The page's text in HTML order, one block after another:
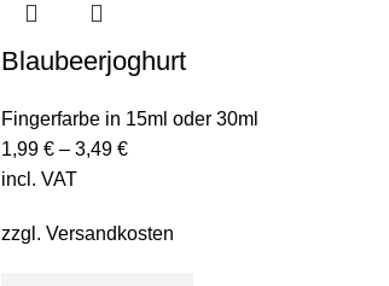
Blaubeerjoghurt
Fingerfarbe in 15ml oder 30ml
1,99 € – 3,49 €
incl. VAT
zzgl. Versandkosten